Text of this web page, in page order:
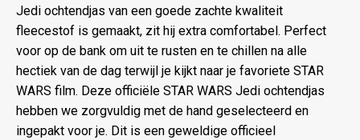
Jedi ochtendjas van een goede zachte kwaliteit
fleecestof is gemaakt, zit hij extra comfortabel. Perfect
voor op de bank om uit te rusten en te chillen na alle
hectiek van de dag terwijl je kijkt naar je favoriete STAR
WARS film. Deze officiële STAR WARS Jedi ochtendjas
hebben we zorgvuldig met de hand geselecteerd en
ingepakt voor je. Dit is een geweldige officieel